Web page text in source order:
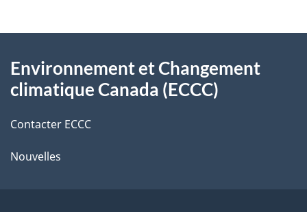
l
s
d
e
l
o
t
r
r
t
propos
ce
site
Environnement et Changement
climatique Canada (ECCC)
Contacter ECCC
Nouvelles